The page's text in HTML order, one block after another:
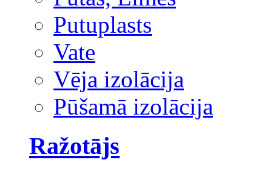
Putuplasts
Vate
Vēja izolācija
Pūšamā izolācija
Ražotājs